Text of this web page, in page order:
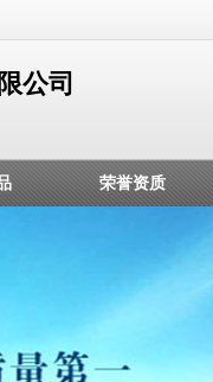
公司
荣誉资质